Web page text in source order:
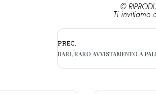
©
Ti invitiamo
PREC.